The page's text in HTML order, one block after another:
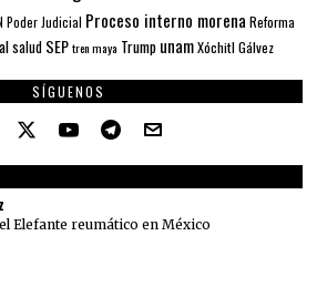
Poder Judicial Proceso interno morena Reforma
salud SEP tren maya Trump unamXóchitl Gálvez
SÍGUENOS
Elefante reumático en México